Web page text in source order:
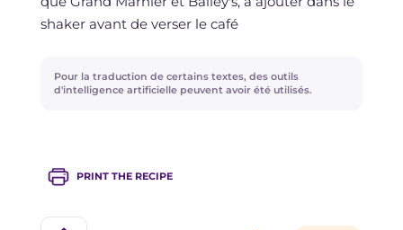
shaker avant de verser le café
Pour la traduction de certains textes, des outils
d'intelligence artificielle peuvent avoir été utilisés.
PRINT THE RECIPE